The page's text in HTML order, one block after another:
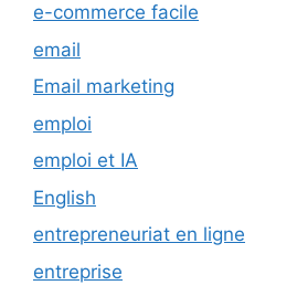
e-commerce facile
email
Email marketing
emploi
emploi et IA
English
entrepreneuriat en ligne
entreprise